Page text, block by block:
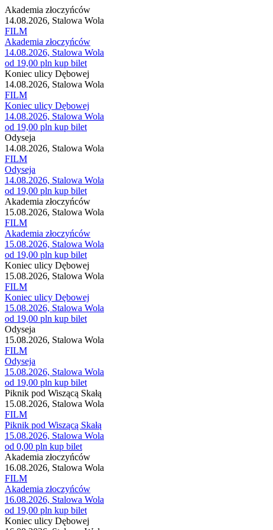
Akademia złoczyńców
14.08.2026, Stalowa Wola
FILM
Akademia złoczyńców
14.08.2026, Stalowa Wola
od 19,00 pln kup bilet
Koniec ulicy Dębowej
14.08.2026, Stalowa Wola
FILM
Koniec ulicy Dębowej
14.08.2026, Stalowa Wola
od 19,00 pln kup bilet
Odyseja
14.08.2026, Stalowa Wola
FILM
Odyseja
14.08.2026, Stalowa Wola
od 19,00 pln kup bilet
Akademia złoczyńców
15.08.2026, Stalowa Wola
FILM
Akademia złoczyńców
15.08.2026, Stalowa Wola
od 19,00 pln kup bilet
Koniec ulicy Dębowej
15.08.2026, Stalowa Wola
FILM
Koniec ulicy Dębowej
15.08.2026, Stalowa Wola
od 19,00 pln kup bilet
Odyseja
15.08.2026, Stalowa Wola
FILM
Odyseja
15.08.2026, Stalowa Wola
od 19,00 pln kup bilet
Piknik pod Wiszącą Skałą
15.08.2026, Stalowa Wola
FILM
Piknik pod Wiszącą Skałą
15.08.2026, Stalowa Wola
od 0,00 pln kup bilet
Akademia złoczyńców
16.08.2026, Stalowa Wola
FILM
Akademia złoczyńców
16.08.2026, Stalowa Wola
od 19,00 pln kup bilet
Koniec ulicy Dębowej